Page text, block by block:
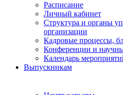
Расписание
Личный кабинет
Структура и органы
организации
Кадровые процессы,
Конференции и
Календарь
Выпускникам